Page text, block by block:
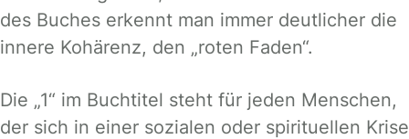
des Buches erkennt man immer deutlicher die
innere Kohärenz, den „roten Faden“.
Die „1“ im Buchtitel steht für jeden Menschen,
der sich in einer sozialen oder spirituellen Krise